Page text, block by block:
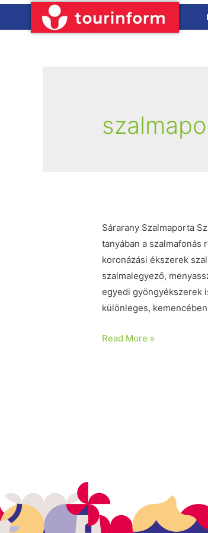
Sárarany Szalmaporta
tanyában a szalmafonás
koronázási ékszerek
szalmalegyező,
egyedi gyöngyékszerek
különleges,
Read More »